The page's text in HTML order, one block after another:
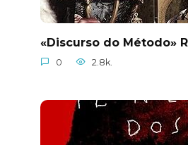
«Discurso do Método»
0 2.8k.